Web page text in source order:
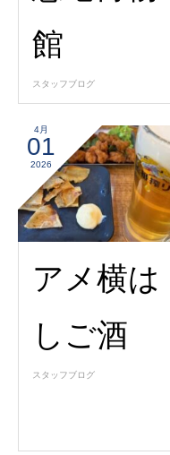
館
スタッフブログ
4月
01
2026
アメ横は
しご酒
スタッフブログ